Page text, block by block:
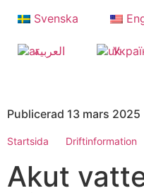
Svenska
العربية
Publicerad 13 mars 2025
Startsida Driftinformation
Akut